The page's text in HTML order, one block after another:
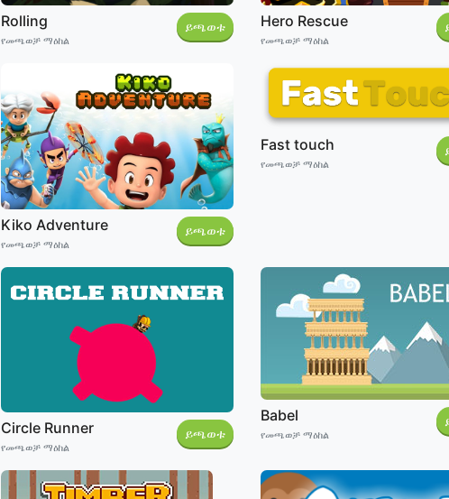
Rolling
የመጫወቻ ማዕከል
ይጫወቱ Hero Rescue
የመጫወቻ ማዕከል
Kiko Adventure
የመጫወቻ ማዕከል
ይጫወቱ
Fast touch
የመጫወቻ ማዕከል
Circle Runner
የመጫወቻ ማዕከል
ይጫወቱ
Babel
የመጫወቻ ማዕከል